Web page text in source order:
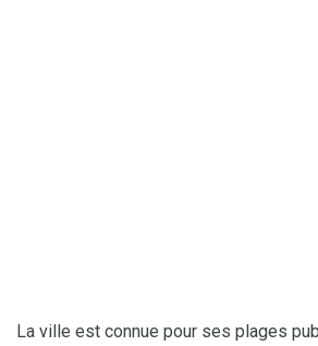
La ville est connue pour ses plages